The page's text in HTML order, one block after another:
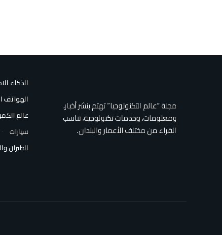
مجلة “عالم التكنولوجيا” تهتم بنشر أخبار،
ومعلومات، وخدمات تكنولوجية، تناسب
القراء من مختلف الأعمار والبلدان.
الذكاء
الهواتف
عالم
سيارات
الطيران